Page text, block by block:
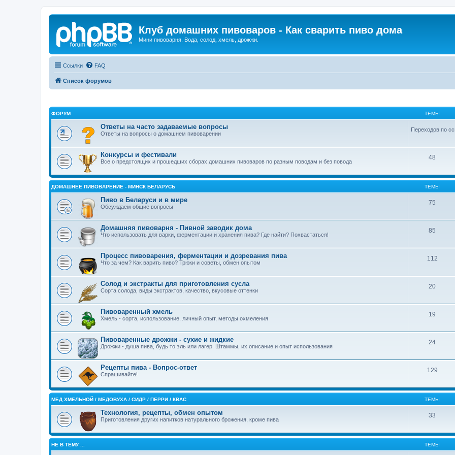
Клуб домашних пивоваров - Как cварить пиво дома
Мини пивоварня. Вода, солод, хмель, дрожжи.
Ссылки FAQ
Список форумов
ФОРУМ ТЕМЫ
Ответы на часто задаваемые вопросы
Ответы на вопросы о домашнем пивоварении
Переходов по
Конкурсы и фестивали
Все о предстоящих и прошедших сборах домашних пивоваров по разным поводам и без повода
48
ДОМАШНЕЕ ПИВОВАРЕНИЕ - МИНСК БЕЛАРУСЬ ТЕМЫ
Пиво в Беларуси и в мире
Обсуждаем общие вопросы
75
Домашняя пивоварня - Пивной заводик дома
Что использовать для варки, ферментации и хранения пива? Где найти? Похвастаться!
85
Процесс пивоварения, ферментации и дозревания пива
Что за чем? Как варить пиво? Трюки и советы, обмен опытом
112
Солод и экстракты для приготовления сусла
Сорта солода, виды экстрактов, качество, вкусовые оттенки
20
Пивоваренный хмель
Хмель - сорта, использование, личный опыт, методы охмеления
19
Пивоваренные дрожжи - сухие и жидкие
Дрожжи - душа пива, будь то эль или лагер. Штаммы, их описание и опыт использования
24
Рецепты пива - Вопрос-ответ
Спрашивайте!
129
MЕД ХМЕЛЬНОЙ / МЕДОВУХА / СИДР / ПЕРРИ / КВАС ТЕМЫ
Технология, рецепты, обмен опытом
Приготовления других напитков натурального брожения, кроме пива
33
НЕ В ТЕМУ ... ТЕМЫ